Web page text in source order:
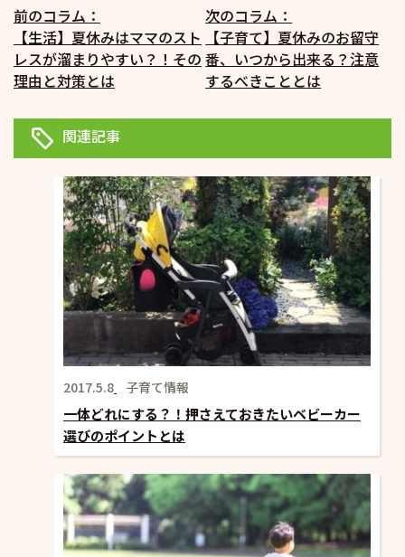
投
稿
ナ
ビ
ゲ
ー
前のコラム：
【生活】夏休みはママのスト
レスが溜まりやすい？！その
理由と対策とは
次のコラム：
【子育て】夏休みのお留守
番、いつから出来る？注意
するべきこととは
関連記事
2017.5.8 子育て情報
一体どれにする？！押さえておきたいベビーカー
選びのポイントとは